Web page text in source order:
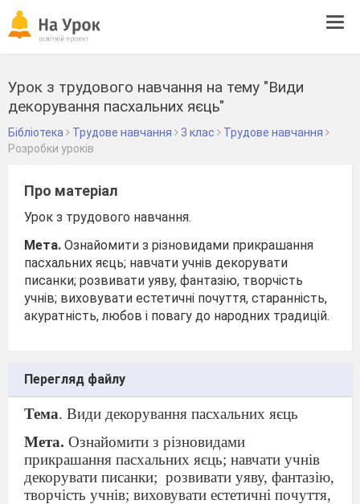
Урок з трудового навчання на тему "Види
декорування пасхальних яєць"
Бібліотека Трудове навчання 3 клас
Трудове навчання
Розробки уроків
Про матеріал
Урок з трудового навчання.
Мета. Ознайомити з різновидами прикрашання
пасхальних яєць; навчати учнів декорувати
писанки; розвивати уяву, фантазію, творчість
учнів; виховувати естетичні почуття, старанність,
акуратність, любов і повагу до народних традицій.
Перегляд файлу
Тема. Види декорування пасхальних яєць
Мета. Ознайомити з різновидами
прикрашання пасхальних яєць; навчати учнів
декорувати писанки; розвивати уяву, фантазію,
творчість учнів; виховувати естетичні почуття,